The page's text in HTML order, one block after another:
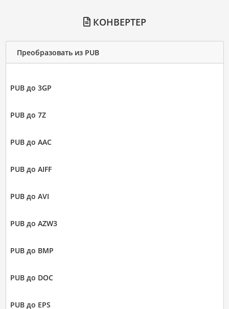
КОНВЕРТЕР
Преобразовать из PUB
PUB до 3GP
PUB до 7Z
PUB до AAC
PUB до AIFF
PUB до AVI
PUB до AZW3
PUB до BMP
PUB до DOC
PUB до EPS